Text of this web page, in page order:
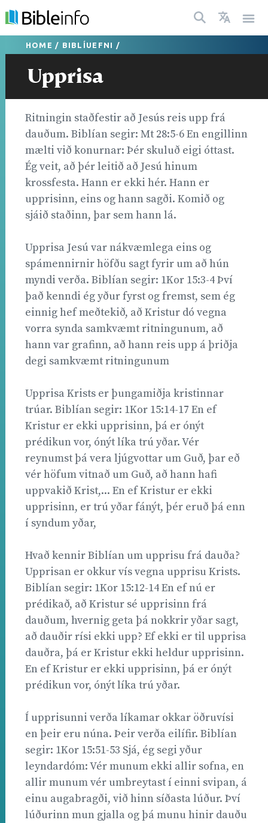
HOME / BIBLÍUEFNI /
Upprisa
Ritningin staðfestir að Jesús reis upp frá
dauðum. Biblían segir: Mt 28:5-6 En engillinn
mælti við konurnar: Þér skuluð eigi óttast.
Ég veit, að þér leitið að Jesú hinum
krossfesta. Hann er ekki hér. Hann er
upprisinn, eins og hann sagði. Komið og
sjáið staðinn, þar sem hann lá.
Upprisa Jesú var nákvæmlega eins og
spámennirnir höfðu sagt fyrir um að hún
myndi verða. Biblían segir: 1Kor 15:3-4 Því
það kenndi ég yður fyrst og fremst, sem ég
einnig hef meðtekið, að Kristur dó vegna
vorra synda samkvæmt ritningunum, að
hann var grafinn, að hann reis upp á þriðja
degi samkvæmt ritningunum
Upprisa Krists er þungamiðja kristinnar
trúar. Biblían segir: 1Kor 15:14-17 En ef
Kristur er ekki upprisinn, þá er ónýt
prédikun vor, ónýt líka trú yðar. Vér
reynumst þá vera ljúgvottar um Guð, þar eð
vér höfum vitnað um Guð, að hann hafi
uppvakið Krist,... En ef Kristur er ekki
upprisinn, er trú yðar fánýt, þér eruð þá enn
í syndum yðar,
Hvað kennir Biblían um upprisu frá dauða?
Upprisan er okkur vís vegna upprisu Krists.
Biblían segir: 1Kor 15:12-14 En ef nú er
prédikað, að Kristur sé upprisinn frá
dauðum, hvernig geta þá nokkrir yðar sagt,
að dauðir rísi ekki upp? Ef ekki er til upprisa
dauðra, þá er Kristur ekki heldur upprisinn.
En ef Kristur er ekki upprisinn, þá er ónýt
prédikun vor, ónýt líka trú yðar.
Í upprisunni verða líkamar okkar öðruvísi
en þeir eru núna. Þeir verða eilífir. Biblían
segir: 1Kor 15:51-53 Sjá, ég segi yður
leyndardóm: Vér munum ekki allir sofna, en
allir munum vér umbreytast í einni svipan, á
einu augabragði, við hinn síðasta lúður. Því
lúðurinn mun gjalla og þá munu hinir dauðu